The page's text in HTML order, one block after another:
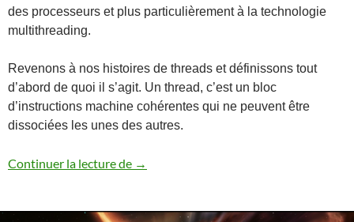
des processeurs et plus particulièrement à la technologie
multithreading.
Revenons à nos histoires de threads et définissons tout
d’abord de quoi il s’agit. Un thread, c’est un bloc
d’instructions machine cohérentes qui ne peuvent être
dissociées les unes des autres.
Continuer la lecture de SMT et performances des processeurs
→